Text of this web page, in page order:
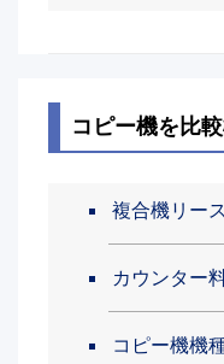
コピー機を比
複合機リー
カウンター
コピー機機